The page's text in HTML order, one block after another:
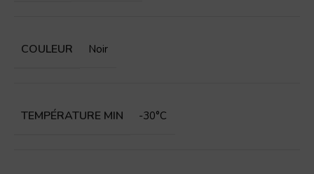
COULEUR Noir
TEMPÉRATURE MIN -30°C